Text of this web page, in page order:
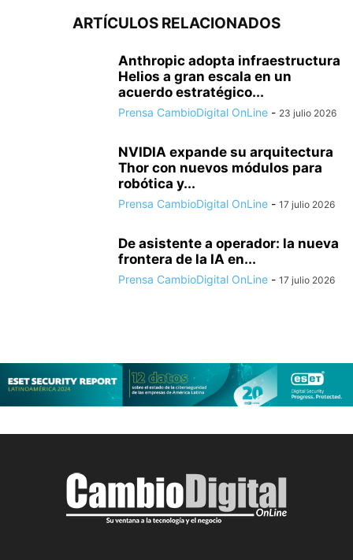
ARTÍCULOS RELACIONADOS
Anthropic adopta infraestructura
Helios a gran escala en un
acuerdo estratégico...
Prensa CambioDigital OnLine - 23 julio 2026
NVIDIA expande su arquitectura
Thor con nuevos módulos para
robótica y...
Prensa CambioDigital OnLine - 17 julio 2026
De asistente a operador: la nueva
frontera de la IA en...
Prensa CambioDigital OnLine - 17 julio 2026